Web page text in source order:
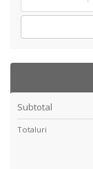
Subtotal
Totaluri